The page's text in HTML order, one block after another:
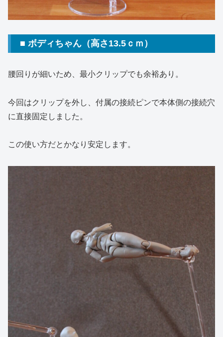
■ ボディちゃん（高さ13.5ｃｍ）
腰回りが細いため、最小クリップでも余裕あり。
今回はクリップを外し、付属の接続ピンで本体側の接続穴
に直接固定しました。
この使い方だとかなり安定します。